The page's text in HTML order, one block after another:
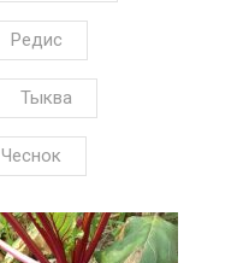
Редис
Тыква
Чеснок